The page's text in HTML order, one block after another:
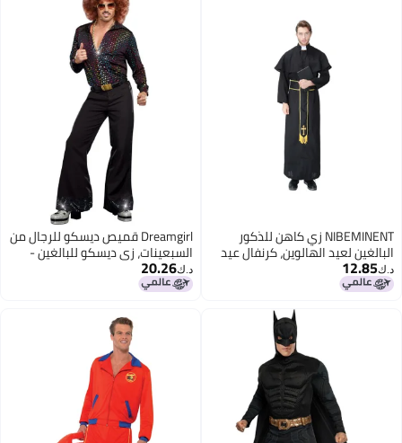
NIBEMINENT زي كاهن للذكور
البالغين لعيد الهالوين، كرنفال عيد
الفصح
د.ك‏12.85
Dreamgirl قميص ديسكو للرجال من
السبعينات، زي ديسكو للبالغين -
كبير
د.ك‏20.26